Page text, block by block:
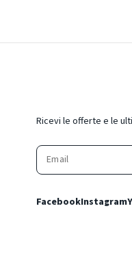
Ricevi le offerte e le
FacebookInstagram